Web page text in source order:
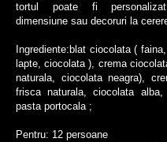
tortul poate fi
dimensiune sau decoruri la
Ingrediente:blat ciocolata (
lapte, ciocolata ), crema
naturala, ciocolata neagra),
frisca naturala, ciocolata alba,
pasta portocala ;
Pentru: 12 persoane